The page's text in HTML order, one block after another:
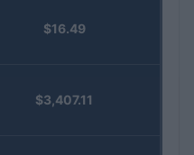
$16.49
$3,407.11